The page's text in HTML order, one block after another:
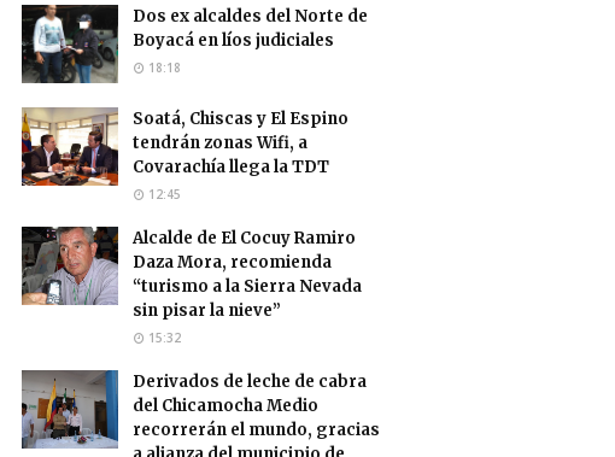
Dos ex alcaldes del Norte de
Boyacá en líos judiciales
18:18
Soatá, Chiscas y El Espino
tendrán zonas Wifi, a
Covarachía llega la TDT
12:45
Alcalde de El Cocuy Ramiro
Daza Mora, recomienda
“turismo a la Sierra Nevada
sin pisar la nieve”
15:32
Derivados de leche de cabra
del Chicamocha Medio
recorrerán el mundo, gracias